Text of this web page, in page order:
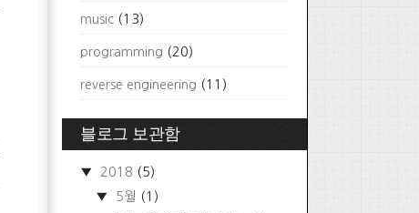
music (13)
programming (20)
reverse engineering (11)
블로그 보관함
▼ 2018 (5)
▼
5월 (1)